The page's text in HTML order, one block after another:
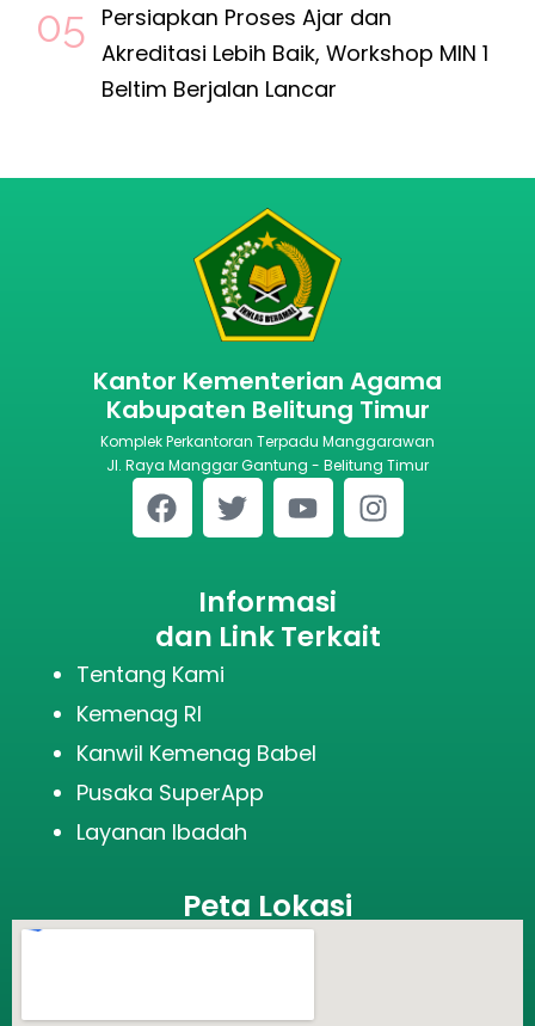
Persiapkan Proses Ajar dan
Akreditasi Lebih Baik, Workshop MIN 1
Beltim Berjalan Lancar
Kantor Kementerian Agama
Kabupaten Belitung Timur
Komplek Perkantoran Terpadu Manggarawan
Jl. Raya Manggar Gantung - Belitung Timur
Informasi
dan Link Terkait
Tentang Kami
Kemenag RI
Kanwil Kemenag Babel
Pusaka SuperApp
Layanan Ibadah
Peta Lokasi